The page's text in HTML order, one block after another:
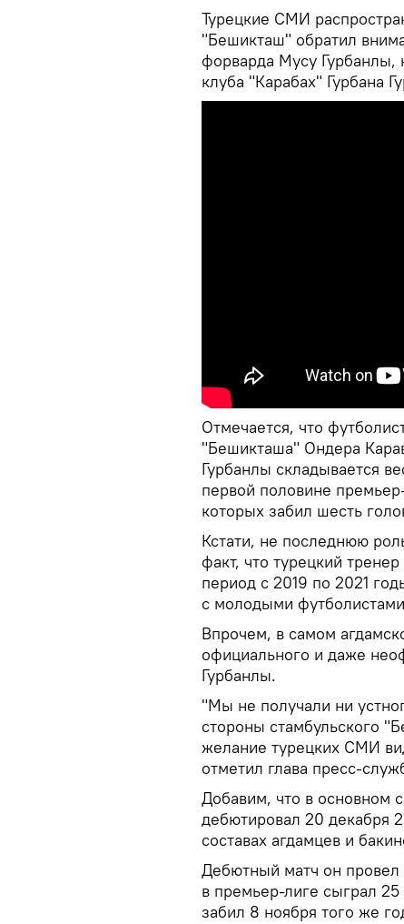
Турецкие СМИ
"Бешикташ" обратил
форварда Мусу Гурбанлы,
клуба "Карабах" Гурбана
Отмечается, что
"Бешикташа" Ондера
Гурбанлы складывается
первой половине
которых забил шесть
Кстати, не последнюю
факт, что турецкий
период с 2019 по 2021
с молодыми
Впрочем, в самом
официального и даже
Гурбанлы.
"Мы не получали ни
стороны стамбульского
желание турецких СМИ
отметил глава пресс-
Добавим, что в основном
дебютировал 20 декабря
составах агдамцев и
Дебютный матч он провел
в премьер-лиге сыграл
забил 8 ноября того же